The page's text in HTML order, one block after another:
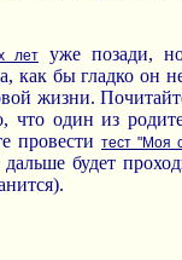
лет
уже позади,
как бы гладко он
жизни.
что один из
провеститест "Моя
будет